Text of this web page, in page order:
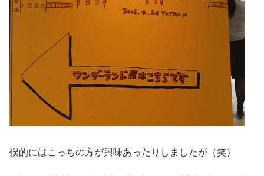
僕的にはこっちの方が興味あったりしましたが（笑）